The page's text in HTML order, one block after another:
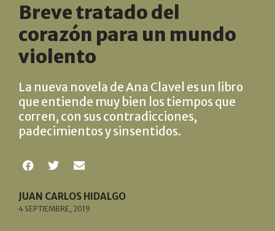
Breve tratado del
corazón para un mundo
violento
La nueva novela de Ana Clavel es un libro
que entiende muy bien los tiempos que
corren, con sus contradicciones,
padecimientos y sinsentidos.
JUAN CARLOS HIDALGO
4 SEPTIEMBRE, 2019